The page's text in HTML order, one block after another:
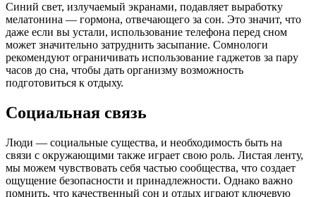
Синий свет, излучаемый экранами, подавляет выработку
мелатонина — гормона, отвечающего за сон. Это значит, что
даже если вы устали, использование телефона перед сном
может значительно затруднить засыпание. Сомнологи
рекомендуют ограничивать использование гаджетов за пару
часов до сна, чтобы дать организму возможность
подготовиться к отдыху.
Социальная связь
Люди — социальные существа, и необходимость быть на
связи с окружающими также играет свою роль. Листая ленту,
мы можем чувствовать себя частью сообщества, что создает
ощущение безопасности и принадлежности. Однако важно
помнить, что качественный сон и отдых играют ключевую